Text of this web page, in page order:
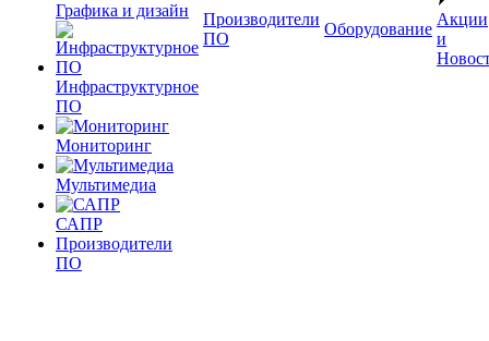
Графика и дизайн
Инфраструктурное
ПО
Мониторинг
Мультимедиа
САПР
Производители
ПО
Производители
ПО
Оборудование
Акции
и